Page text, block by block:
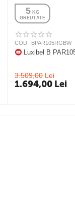
5 KG
GREUTATE
COD: BPAR105RGBW
Luxibel B
3.509,00 Lei
1.694,00 Lei